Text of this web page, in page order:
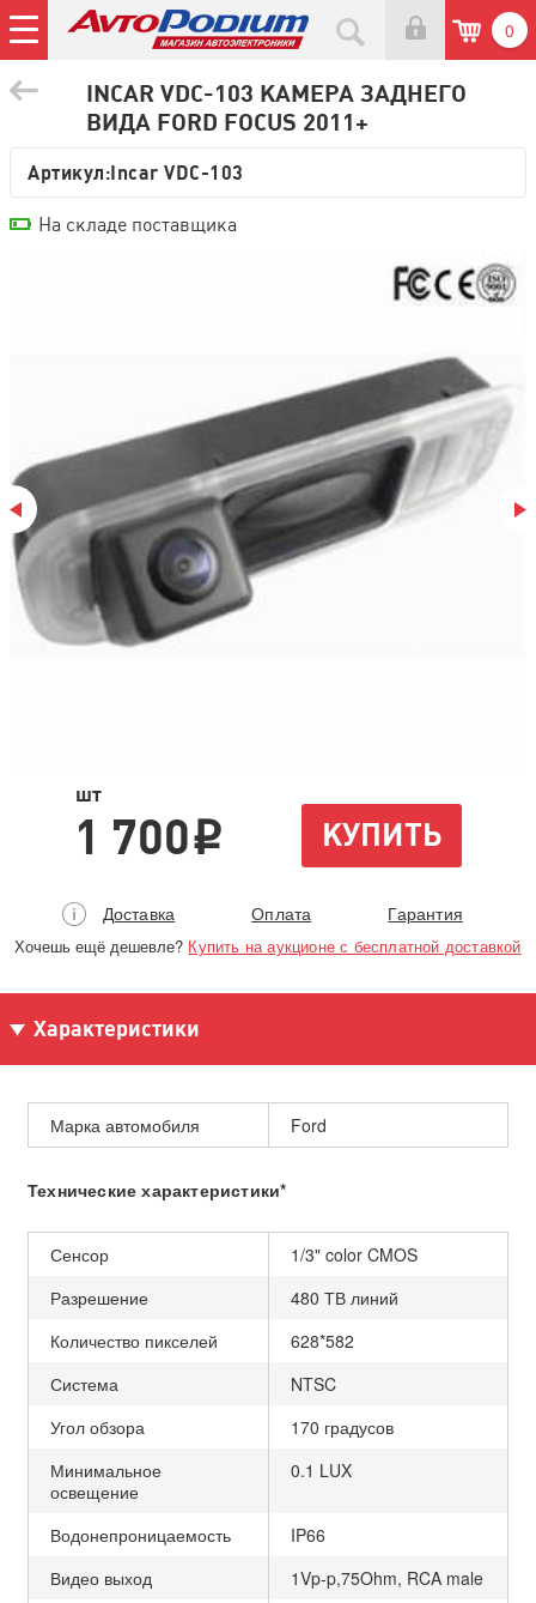
0
INCAR VDC-103 КАМЕРА ЗАДНЕГО
ВИДА FORD FOCUS 2011+
Артикул:Incar VDC-103
шт
1 700i КУПИТЬ
Доставка Оплата Гарантия
Хочешь ещё дешевле? Купить на аукционе с бесплатной доставкой
На складе поставщика
Характеристики
Марка автомобиля Ford
Технические характеристики*
Сенсор
1/3" color CMOS
Разрешение
480 ТВ линий
Количество пикселей
628*582
Система
NTSC
Угол обзора
170 градусов
Минимальное
освещение
0.1 LUX
Водонепроницаемость
IP66
Видео выход
1Vp-p,75Ohm, RCA male